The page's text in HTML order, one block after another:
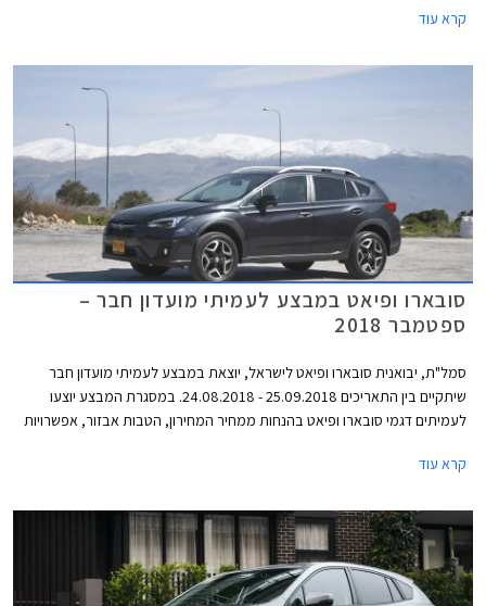
קרא עוד
סובארו ופיאט במבצע לעמיתי מועדון חבר –
ספטמבר 2018
סמל"ת, יבואנית סובארו ופיאט לישראל, יוצאת במבצע לעמיתי מועדון חבר
שיתקיים בין התאריכים 25.09.2018 - 24.08.2018. במסגרת המבצע יוצעו
לעמיתים דגמי סובארו ופיאט בהנחות ממחיר המחירון, הטבות אבזור, אפשרויות
המבצע יתקיים בכל סוכנויות פיאט וסובארו ברחבי הארץ, וגם ביריד מועדון חבר
קרא עוד